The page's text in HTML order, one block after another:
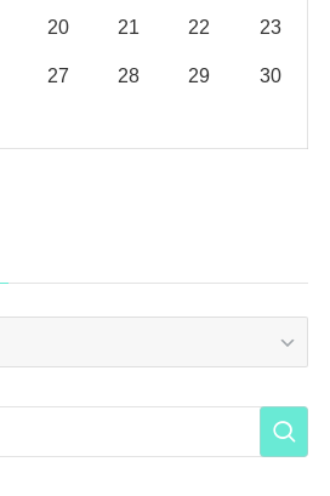
20 21 22 23
27 28 29 30